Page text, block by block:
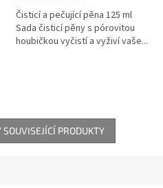
Čisticí a pečující pěna 125 ml
Sada čisticí pěny s pórovitou
houbičkou vyčistí a vyživí vaše...
PRODUKTY